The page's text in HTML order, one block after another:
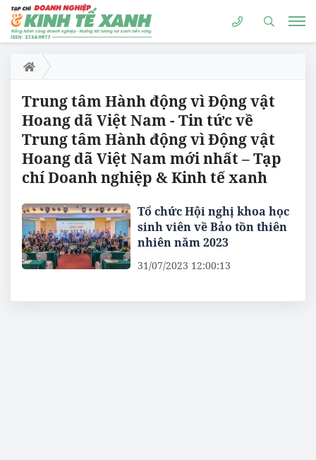
Trung tâm Hành động vì Động vật
Hoang dã Việt Nam - Tin tức về
Trung tâm Hành động vì Động vật
Hoang dã Việt Nam mới nhất – Tạp
chí Doanh nghiệp & Kinh tế xanh
Tổ chức Hội nghị khoa học
sinh viên về Bảo tồn thiên
nhiên năm 2023
31/07/2023 12:00:13